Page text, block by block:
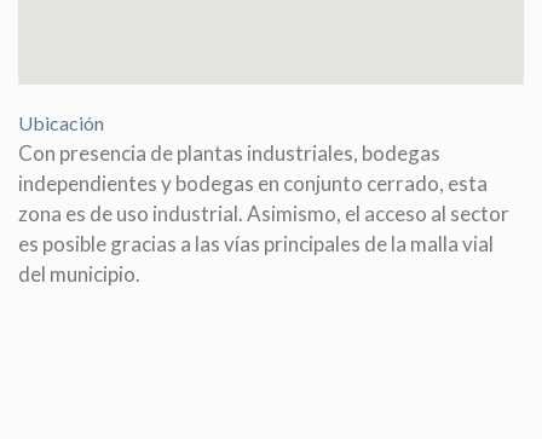
Ubicación
Con presencia de plantas industriales, bodegas
independientes y bodegas en conjunto cerrado, esta
zona es de uso industrial. Asimismo, el acceso al sector
es posible gracias a las vías principales de la malla vial
del municipio.